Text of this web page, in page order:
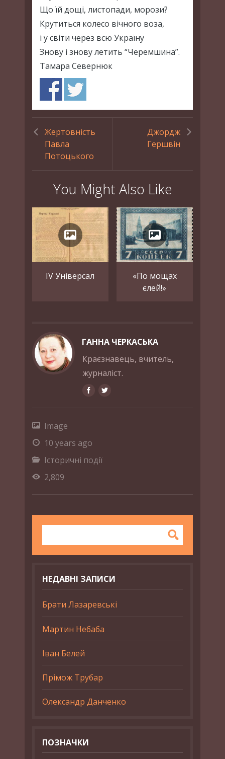
Що їй дощі, листопади, морози?
Крутиться колесо вічного воза,
і у світи через всю Україну
Знову і знову летить “Черемшина”.
Тамара Севернюк
Жертовність
Павла
Потоцького
Джордж
Гершвін
You Might Also Like
IV Універсал
«По мощах
єлей!»
ГАННА ЧЕРКАСЬКА
Краєзнавець, вчитель,
журналіст.
Image
10 years ago
Історичні події
2,809
НЕДАВНІ ЗАПИСИ
Брати Лазаревські
Мартин Небаба
Іван Белей
Прімож Трубар
Олександр Данченко
ПОЗНАЧКИ